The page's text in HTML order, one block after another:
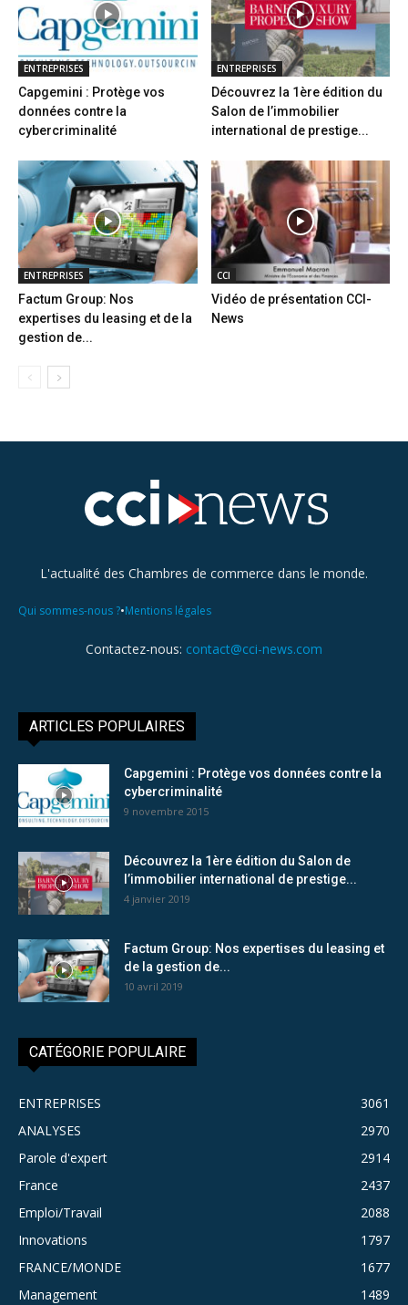
ENTREPRISES
Capgemini : Protège vos
données contre la
cybercriminalité
ENTREPRISES
Découvrez la 1ère édition du
Salon de l’immobilier
international de prestige...
ENTREPRISES
Factum Group: Nos
expertises du leasing et de la
gestion de...
CCI
Vidéo de présentation CCI-
News
L'actualité des Chambres de commerce dans le monde.
Qui sommes-nous ?•Mentions légales
Contactez-nous: contact@cci-news.com
ARTICLES POPULAIRES
Capgemini : Protège vos données contre la
cybercriminalité
9 novembre 2015
Découvrez la 1ère édition du Salon de
l’immobilier international de prestige...
4 janvier 2019
Factum Group: Nos expertises du leasing et
de la gestion de...
10 avril 2019
CATÉGORIE POPULAIRE
ENTREPRISES
3061
ANALYSES
2970
Parole d'expert
2914
France
2437
Emploi/Travail
2088
Innovations
1797
FRANCE/MONDE
1677
Management
1489